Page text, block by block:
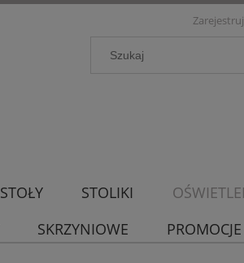
STOŁY STOLIKI
SKRZYNIOWE PROMOCJE